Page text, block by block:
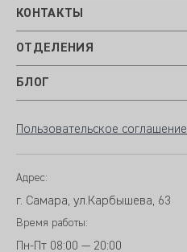
КОНТАКТЫ
ОТДЕЛЕНИЯ
БЛОГ
Пользовательское соглашение
Адрес:
г. Самара, ул.Карбышева, 63
Время работы:
Пн-Пт 08:00 — 20:00